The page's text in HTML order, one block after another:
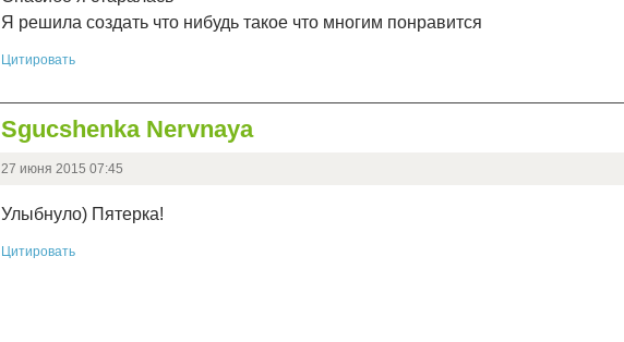
Я решила создать что нибудь такое что многим понравится
Цитировать
Sgucshenka Nervnaya
27 июня 2015 07:45
Улыбнуло) Пятерка!
Цитировать